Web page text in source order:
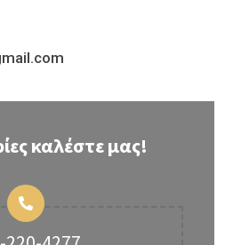
καλέστε μας!